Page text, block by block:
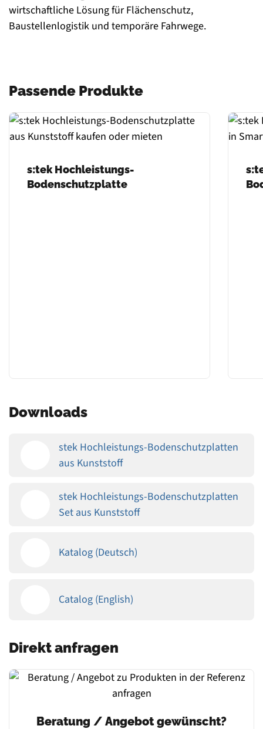
wirtschaftliche Lösung für Flächenschutz,
Baustellenlogistik und temporäre Fahrwege.
Passende Produkte
s:tek Hochleistungs-
Bodenschutzplatte
Downloads
stek Hochleistungs-Bodenschutzplatten
aus Kunststoff
stek Hochleistungs-Bodenschutzplatten
Set aus Kunststoff
Katalog (Deutsch)
Catalog (English)
Direkt anfragen
Beratung / Angebot gewünscht?